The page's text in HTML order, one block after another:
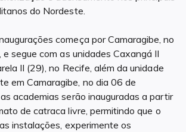
do Nordeste.
começa por Camaragibe, no
segue com as unidades Caxangá II
II (29), no Recife, além da unidade
em Camaragibe, no dia 06 de
academias serão inauguradas a partir
de catraca livre, permitindo que o
instalações, experimente os